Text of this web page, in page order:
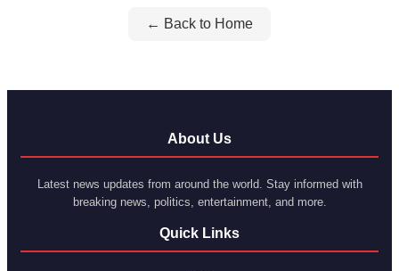
← Back to Home
About Us
Latest news updates from around the world. Stay informed with
breaking news, politics, entertainment, and more.
Quick Links